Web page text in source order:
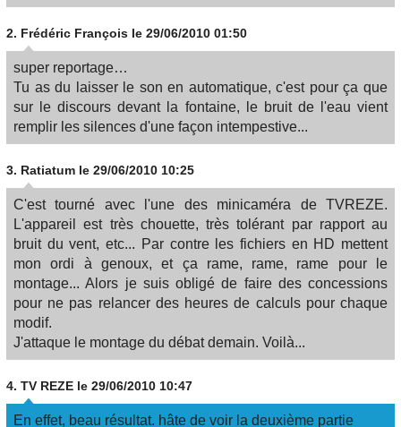
2. Frédéric François le 29/06/2010 01:50
super reportage…
Tu as du laisser le son en automatique, c'est pour ça que
sur le discours devant la fontaine, le bruit de l'eau vient
remplir les silences d'une façon intempestive...
3. Ratiatum le 29/06/2010 10:25
C'est tourné avec l'une des minicaméra de TVREZE.
L'appareil est très chouette, très tolérant par rapport au
bruit du vent, etc... Par contre les fichiers en HD mettent
mon ordi à genoux, et ça rame, rame, rame pour le
montage... Alors je suis obligé de faire des concessions
pour ne pas relancer des heures de calculs pour chaque
modif.
J'attaque le montage du débat demain. Voilà...
4. TV REZE le 29/06/2010 10:47
En effet, beau résultat. hâte de voir la deuxième partie